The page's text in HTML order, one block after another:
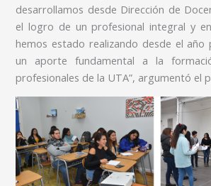
desarrollamos desde Dirección de
el logro de un profesional integral y
hemos estado realizando desde el año
un aporte fundamental a la
profesionales de la UTA”, argumentó el